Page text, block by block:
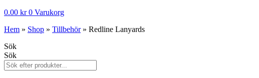
0.00 kr 0 Varukorg
Hem » Shop » Tillbehör» Redline Lanyards
Sök
Sök